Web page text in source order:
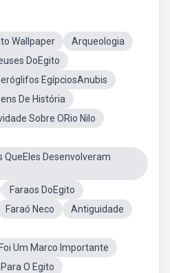
Wallpaper
Arqueologia
DoEgito
EgípciosAnubis
De História
Sobre ORio Nilo
QueEles Desenvolveram
Faraos DoEgito
Faraó Neco
Antiguidade
Um Marco Importante
O Egito